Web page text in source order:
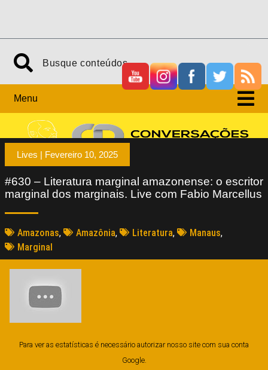
Menu
Lives | Fevereiro 10, 2025
#630 – Literatura marginal amazonense: o escritor
marginal dos marginais. Live com Fabio Marcellus
Amazonas, Amazônia, Literatura, Manaus,
Marginal
Para ver as estatísticas é necessário autorizar nosso site com sua conta
Google.